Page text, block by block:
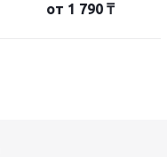
от 1 790 ₸